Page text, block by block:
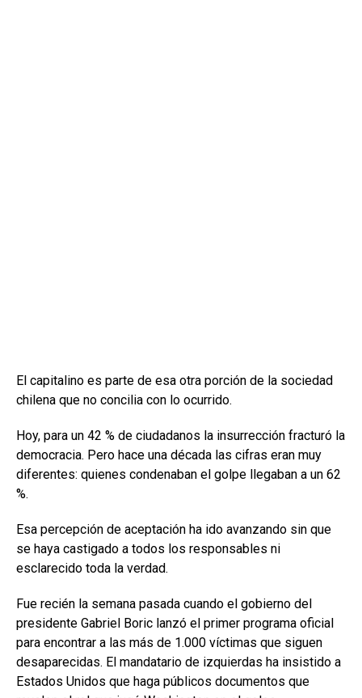
El capitalino es parte de esa otra porción de la sociedad
chilena que no concilia con lo ocurrido.
Hoy, para un 42 % de ciudadanos la insurrección fracturó la
democracia. Pero hace una década las cifras eran muy
diferentes: quienes condenaban el golpe llegaban a un 62
%.
Esa percepción de aceptación ha ido avanzando sin que
se haya castigado a todos los responsables ni
esclarecido toda la verdad.
Fue recién la semana pasada cuando el gobierno del
presidente Gabriel Boric lanzó el primer programa oficial
para encontrar a las más de 1.000 víctimas que siguen
desaparecidas. El mandatario de izquierdas ha insistido a
Estados Unidos que haga públicos documentos que